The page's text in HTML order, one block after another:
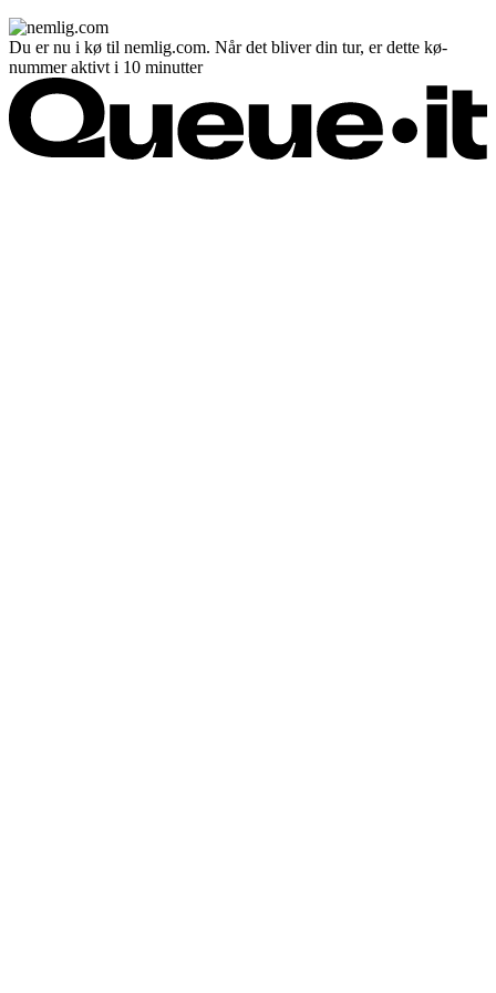
Du er nu i kø til nemlig.com. Når det bliver din tur, er dette kø-
nummer aktivt i 10 minutter